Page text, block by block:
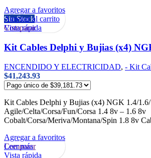
Agregar a favoritos
Agregar al carrito
Vista rápida
Sin Stock
Comparar
Kit Cables Delphi y Bujias (x4)
ENCENDIDO Y ELECTRICIDAD, - Kit
$41,243.93
Kit Cables Delphi y Bujias (x4) NGK 1.4/
Agile/Celta/Corsa/Fun/Corsa 1.4 8v – 1.6 8v
Cobalt/Corsa/Meriva/Montana/Spin 1.8 8v
Agregar a favoritos
Leer más
Vista rápida
Comparar